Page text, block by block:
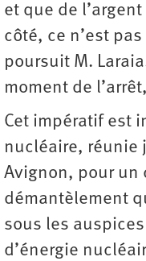
et que de
côté, ce n’est
poursuit M.
moment de
Cet impératif est
nucléaire, réunie
Avignon, pour un
démantèlement
sous les
d’énergie